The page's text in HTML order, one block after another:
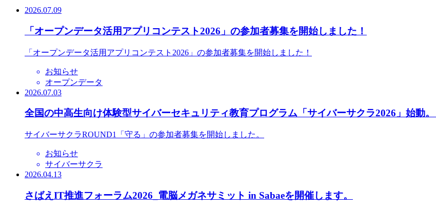
2026.07.09
「オープンデータ活用アプリコンテスト2026」の参加者募集を開始しました！
「オープンデータ活用アプリコンテスト2026」の参加者募集を開始しました！
お知らせ
オープンデータ
2026.07.03
全国の中高生向け体験型サイバーセキュリティ教育プログラム「サイバーサクラ2026」始動
サイバーサクラROUND1「守る」の参加者募集を開始しました。
お知らせ
サイバーサクラ
2026.04.13
さばえIT推進フォーラム2026_電脳メガネサミット in Sabaeを開催します。